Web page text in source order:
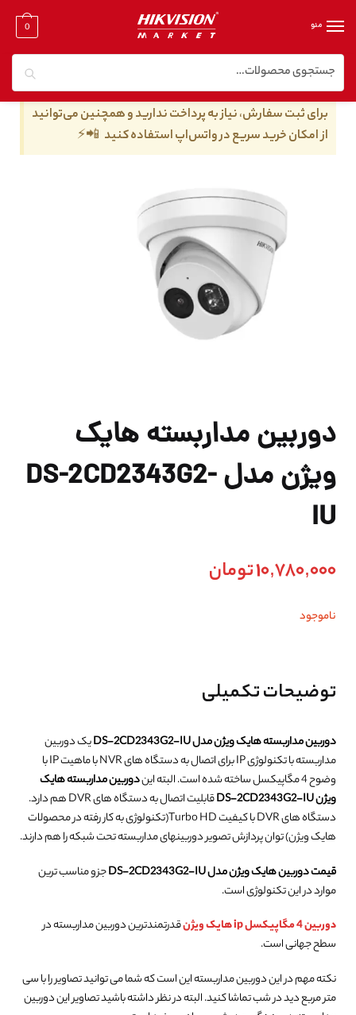
منو 0
خانه / دوربین مدار بسته تحت شبکه دوربین مداربسته هایک ویژن مدل DS-2CD2343G2-IU
برای ثبت سفارش، نیاز به پرداخت ندارید و همچنین می‌توانید
از امکان خرید سریع در واتس‌اپ استفاده کنید 📲⚡
دوربین مداربسته هایک
ویژن مدل DS-2CD2343G2-
IU
10,780,000تومان
ناموجود
توضیحات تکمیلی
دوربین مداربسته هایک ویژن مدل DS-2CD2343G2-IU
یک دوربین
مداربسته با تکنولوژی IP برای اتصال به دستگاه های NVR با ماهیت IP با
وضوح 4 مگاپیکسل ساخته شده است. البته این
دوربین مداربسته هایک
ویژن DS-2CD2343G2-IU
قابلیت اتصال به دستگاه های DVR هم دارد.
دستگاه های DVR با کیفیت Turbo HD(تکنولوژی به کار رفته در محصولات
هایک ویژن) توان پردازش تصویر دوربینهای مداربسته تحت شبکه را هم دارند.
قیمت دوربین هایک ویژن مدل DS-2CD2343G2-IU
جزو مناسب ترین
موارد در این تکنولوژی است.
دوربین 4 مگاپیکسل ip هایک ویژن
قدرتمندترین دوربین مداربسته در
سطح جهانی است.
نکته مهم در این دوربین مداربسته این است که شما می توانید تصاویر را با سی
متر مربع دید در شب تماشا کنید. البته در نظر داشته باشید تصاویر این دوربین